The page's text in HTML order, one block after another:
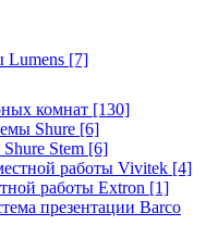
Lumens [7]
комнат [130]
Shure [6]
Stem [6]
работы Vivitek [4]
работы Extron [1]
презентации Barco